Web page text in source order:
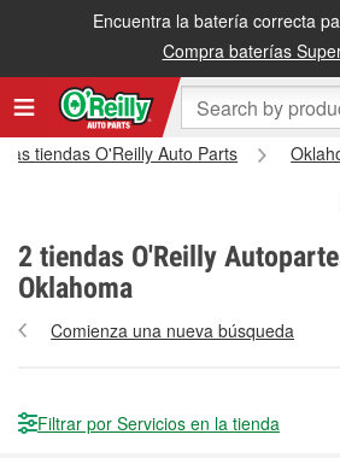
Encuentra la batería correcta
Compra baterías
las tiendas O'Reilly Auto Parts
2 tiendas O'Reilly
Oklahoma
Comienza una nueva búsqueda
Filtrar por Servicios en la tienda